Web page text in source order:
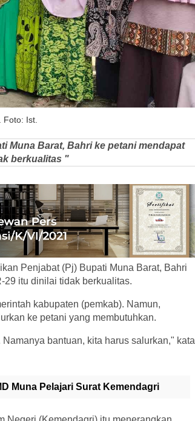
Ist.
Muna Barat, Bahri ke petani mendapat
berkualitas "
Penjabat (Pj) Bupati Muna Barat, Bahri
29 itu dinilai tidak berkualitas.
kabupaten (pemkab). Namun,
ke petani yang membutuhkan.
bantuan, kita harus salurkan," kata
Muna Pelajari Surat Kemendagri